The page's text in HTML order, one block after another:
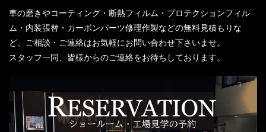
車の磨きやコーティング・断熱フィルム・プロテクションフィル
ム・内装張替・カーボンパーツ修理作製などの無料見積もりな
ど、ご相談・ご連絡はお気軽にお問い合わせ下さいませ。
スタッフ一同、皆様からのご連絡をお待ちしております。